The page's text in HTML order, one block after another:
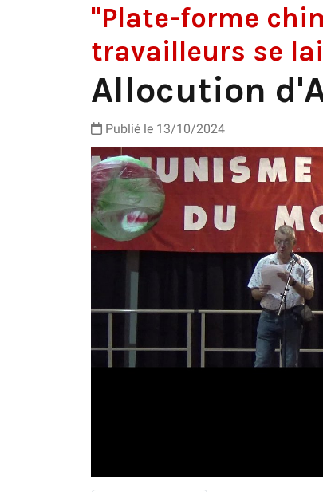
"Plate-forme
travailleurs se
Allocution
Publié le 13/10/2024